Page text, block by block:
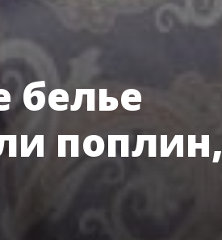
белье
поплин,